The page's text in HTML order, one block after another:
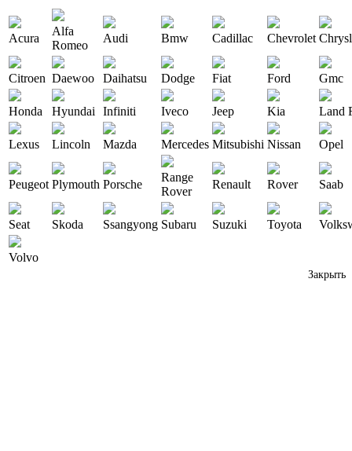
Acura
Alfa
Romeo
Audi Bmw Cadillac Chevrolet
Citroen Daewoo Daihatsu Dodge Fiat Ford Gmc
Honda Hyundai Infiniti Iveco Jeep Kia Land
Lexus Lincoln Mazda Mercedes Mitsubishi Nissan Opel
Peugeot Plymouth Porsche
Range
Rover
Renault Rover Saab
Seat Skoda Ssangyong Subaru Suzuki Toyota
Volvo
Закрыть